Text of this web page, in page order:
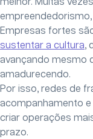
Empresas fortes
sustentar a cultura,
avançando mesmo
amadurecendo.
Por isso, redes de
acompanhamento
criar operações
prazo.